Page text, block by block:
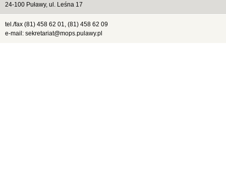
24-100 Puławy, ul. Leśna 17
tel./fax (81) 458 62 01, (81) 458 62 09
e-mail: sekretariat@mops.pulawy.pl